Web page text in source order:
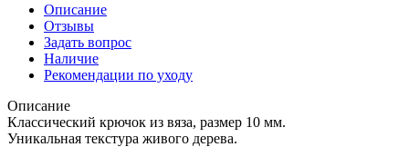
Описание
Отзывы
Задать вопрос
Наличие
Рекомендации по уходу
Описание
Классический крючок из вяза, размер 10 мм.
Уникальная текстура живого дерева.